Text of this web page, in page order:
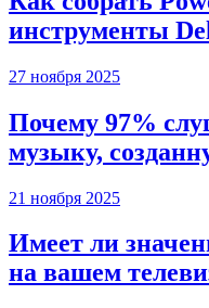
инструменты
27 ноября 2025
Почему 97%
музыку,
21 ноября 2025
Имеет ли
на вашем